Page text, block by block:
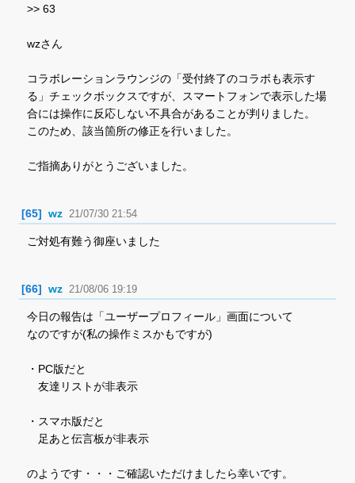
>> 63
wzさん
コラボレーションラウンジの「受付終了のコラボも表示す
る」チェックボックスですが、スマートフォンで表示した場
合には操作に反応しない不具合があることが判りました。
このため、該当箇所の修正を行いました。
ご指摘ありがとうございました。
[65] wz 21/07/30 21:54
ご対処有難う御座いました
[66] wz 21/08/06 19:19
今日の報告は「ユーザープロフィール」画面について
なのですが(私の操作ミスかもですが)
・PC版だと
友達リストが非表示
・スマホ版だと
足あと伝言板が非表示
のようです・・・ご確認いただけましたら幸いです。